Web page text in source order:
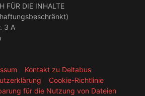
FÜR DIE INHALTE
3 A
Kontakt zu Deltabus
Cookie-Richtlinie
für die Nutzung von Dateien